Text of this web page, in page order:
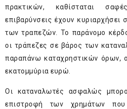
πρακτικών, καθίσταται
επιβαρύνσεις έχουν κυριαρχήσει
των τραπεζών. Το παράνομο
οι τράπεζες σε βάρος των
παραπάνω καταχρηστικών όρων,
εκατομμύρια ευρώ.
Οι καταναλωτές ασφαλώς
επιστροφή των χρημάτων